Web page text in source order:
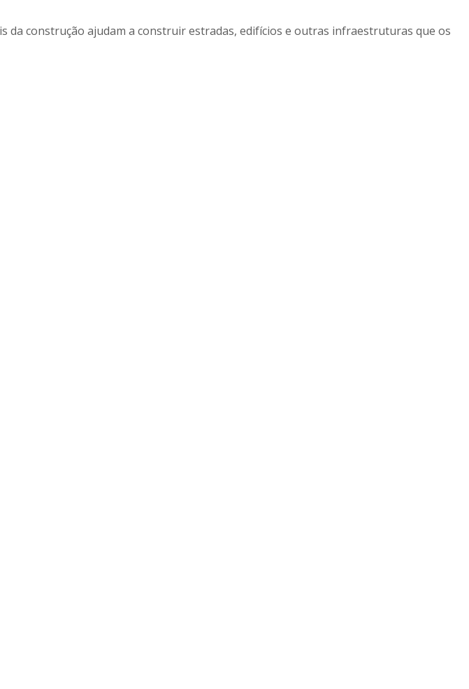
construção ajudam a construir estradas, edifícios e outras infraestruturas que os